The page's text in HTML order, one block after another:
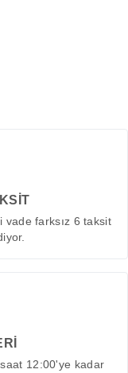
vade farksız 6 taksit
12:00'ye kadar